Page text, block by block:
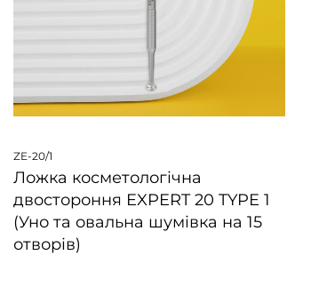
ZE-20/1
Ложка косметологічна
двостороння EXPERT 20 TYPE 1
(Уно та овальна шумівка на 15
отворів)